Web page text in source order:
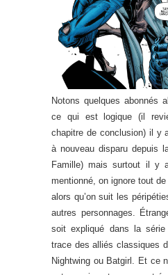
Notons quelques abonnés
ce qui est logique (il
chapitre de conclusion) il y
à nouveau disparu depuis
Famille) mais surtout il y
mentionné, on ignore tout
alors qu’on suit les
autres personnages.
soit expliqué dans la
trace des alliés classiques
Nightwing ou Batgirl. Et ce